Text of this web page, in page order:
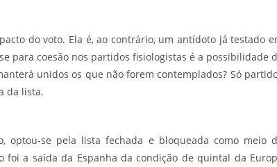
do voto. Ela é, ao contrário, um antídoto já testado
para coesão nos partidos fisiologistas é a possibilidade
unidos os que não forem contemplados? Só
da lista.
optou-se pela lista fechada e bloqueada como meio
a saída da Espanha da condição de quintal da